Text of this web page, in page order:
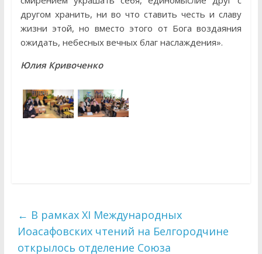
другом хранить, ни во что ставить честь и славу
жизни этой, но вместо этого от Бога воздаяния
ожидать, небесных вечных благ наслаждения».
Юлия Кривоченко
← В рамках XI Международных
Иоасафовских чтений на Белгородчине
открылось отделение Союза